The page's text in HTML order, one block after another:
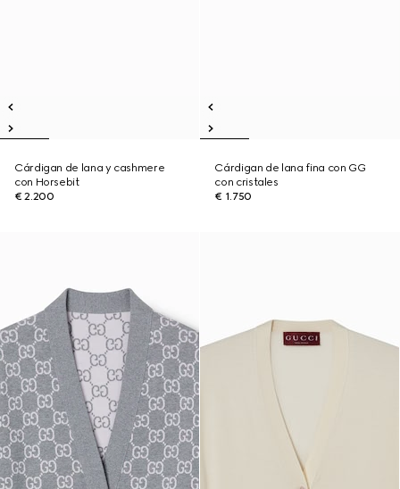
Cárdigan de lana y cashmere
con Horsebit
€ 2.200
Cárdigan de lana fina con GG
con cristales
€ 1.750